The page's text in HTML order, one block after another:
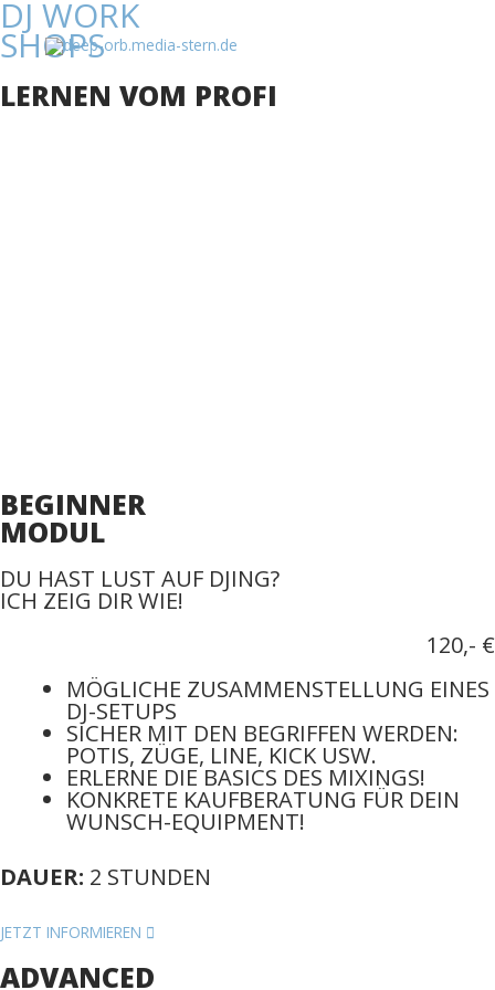
DJ WORK
SHOPS
LERNEN VOM PROFI
BEGINNER
MODUL
DU HAST LUST AUF DJING?
ICH ZEIG DIR WIE!
120,- €
MÖGLICHE ZUSAMMENSTELLUNG EINES
DJ-SETUPS
SICHER MIT DEN BEGRIFFEN WERDEN:
POTIS, ZÜGE, LINE, KICK USW.
ERLERNE DIE BASICS DES MIXINGS!
KONKRETE KAUFBERATUNG FÜR DEIN
WUNSCH-EQUIPMENT!
DAUER: 2 STUNDEN
JETZT INFORMIEREN
ADVANCED